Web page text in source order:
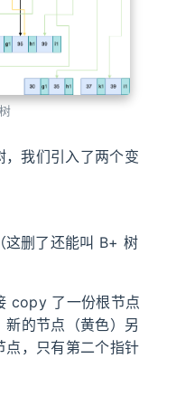
我们引入了两个变
这删了还能叫 B+ 树
copy 了一份根节点
的节点（黄色）另
点，只有第二个指针